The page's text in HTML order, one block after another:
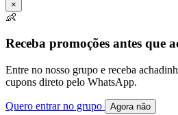
×
👶
Receba promoções antes que
Entre no nosso grupo e receba
cupons direto pelo WhatsApp.
Quero entrar no grupo Agora não